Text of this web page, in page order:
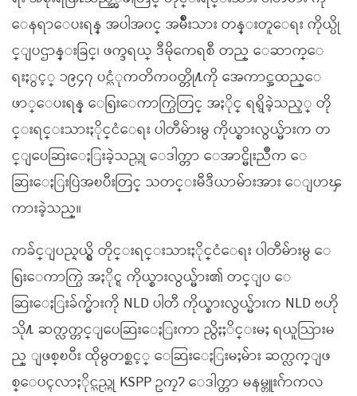
ေနရာေပးရန္ အပါအ၀င္ အမ်ိဳးသား တန္းတူေရး ကိုယ္ပို
င္ျပဌာန္းခြင္၊ ဖက္ဒရယ္ ဒီမိုကေရစီ တည္ ေဆာက္ေ
ရးႏွင့္ ၁၉၄၇ ပင္လံုကတိက၀တ္တို႔ကို အေကာင္အထည္ေ
ဖာ္ေပးရန္ ေရြးေကာက္ပြဲတြင္ အႏိုင္ ရရွိခဲ့သည့္ တို
င္းရင္းသားႏိုင္ငံေရး ပါတီမ်ားမွ ကိုယ္စားလွယ္မ်ားက တ
င္ျပေဆြးေႏြးခဲ့သည္ဟု ေဒါက္တာ ေအာင္မိုးညိဳက ေ
ဆြးေႏြးပြဲအၿပီးတြင္ သတင္းမီဒီယာမ်ားအား ေျပာၾ
ကားခဲ့သည္။
ကခ်င္ျပည္နယ္ရွိ တိုင္းရင္းသားႏိုင္ငံေရး ပါတီမ်ားမွ ေ
ရြးေကာက္ပြဲ အႏိုင္ရ ကိုယ္စားလွယ္မ်ား၏ တင္ျပ ေ
ဆြးေႏြးခ်က္မ်ားကို NLD ပါတီ ကိုယ္စားလွယ္မ်ားက NLD ဗဟို
သို႔ ဆက္လက္တင္ျပေဆြးေႏြးကာ ညွိႏႈိင္းမႈ ရယူသြားမ
ည္ ျဖစ္ၿပီး ထိုမွတစ္ဆင့္ ေဆြးေႏြးမႈမ်ား ဆက္လက္ျဖ
စ္ေပၚလာႏိုင္သည္ဟု KSPP ဥကၠ႒ ေဒါက္တာ မနမ္တူးဂ်ာကလ